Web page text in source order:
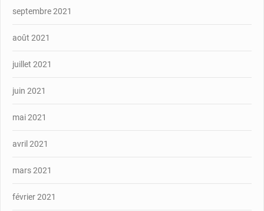
septembre 2021
août 2021
juillet 2021
juin 2021
mai 2021
avril 2021
mars 2021
février 2021